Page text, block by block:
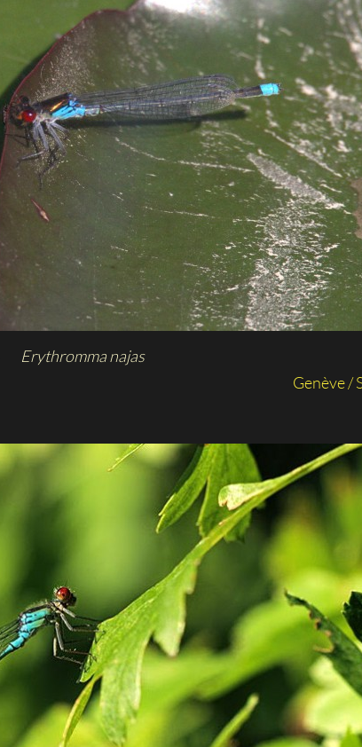
Erythromma najas
Genève /